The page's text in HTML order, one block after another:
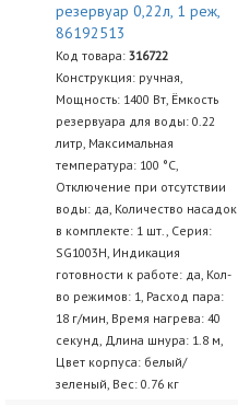
резервуар 0,22л, 1 реж,
86192513
Код товара: 316722
Конструкция: ручная,
Мощность: 1400 Вт, Ёмкость
резервуара для воды: 0.22
литр, Максимальная
температура: 100 °C,
Отключение при отсутствии
воды: да, Количество насадок
в комплекте: 1 шт., Серия:
SG1003H, Индикация
готовности к работе: да, Кол-
во режимов: 1, Расход пара:
18 г/мин, Время нагрева: 40
секунд, Длина шнура: 1.8 м,
Цвет корпуса: белый/
зеленый, Вес: 0.76 кг